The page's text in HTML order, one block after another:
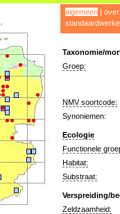
algemeen|
Taxonomie/
Groep:
NMV soortcode:
Synoniemen:
Ecologie
Functionele
Habitat:
Substraat:
Verspreiding/
Zeldzaamheid: